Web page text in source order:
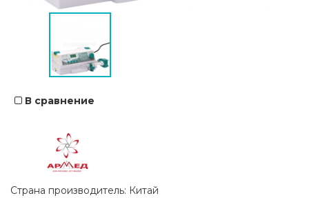
В сравнение
Страна производитель: Китай